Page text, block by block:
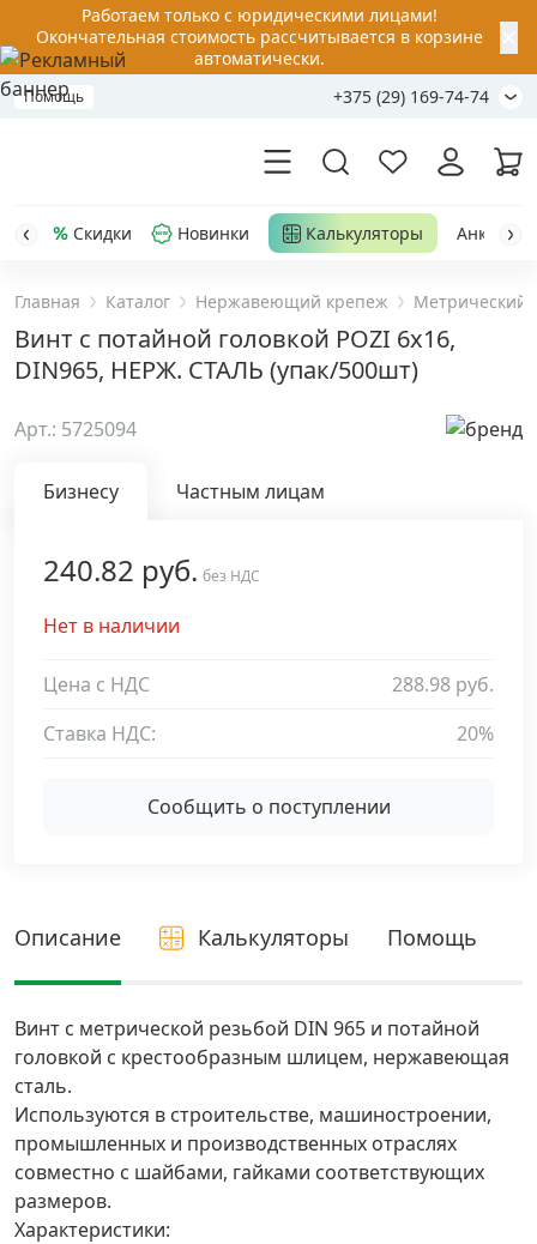
Работаем только с юридическими лицами!
Окончательная стоимость рассчитывается в корзине
автоматически.
Помощь +375 (29) 169-74-74
Акции
Распродажа
Уценка
Анкерная техника
Дюбельная техника
Гвозди и скобы
Хомуты и шуруп-шпильки
Шурупы и саморезы ›
Грузовой крепеж ›
Комплекты и наборы крепежа
Скидки Новинки Калькуляторы Анкер-
Главная Каталог Нержавеющий крепеж Метрический
Винт с потайной головкой POZI 6х16,
DIN965, НЕРЖ. СТАЛЬ (упак/500шт)
Арт.: 5725094
Бизнесу Частным лицам
240.82 руб. без НДС
Нет в наличии
Цена с НДС
288.98 руб.
Ставка НДС:
20%
Сообщить о поступлении
Описание Калькуляторы Помощь
Винт с метрической резьбой DIN 965 и потайной
головкой с крестообразным шлицем, нержавеющая
сталь.
Используются в строительстве, машиностроении,
промышленных и производственных отраслях
совместно с шайбами, гайками соответствующих
размеров.
Характеристики: